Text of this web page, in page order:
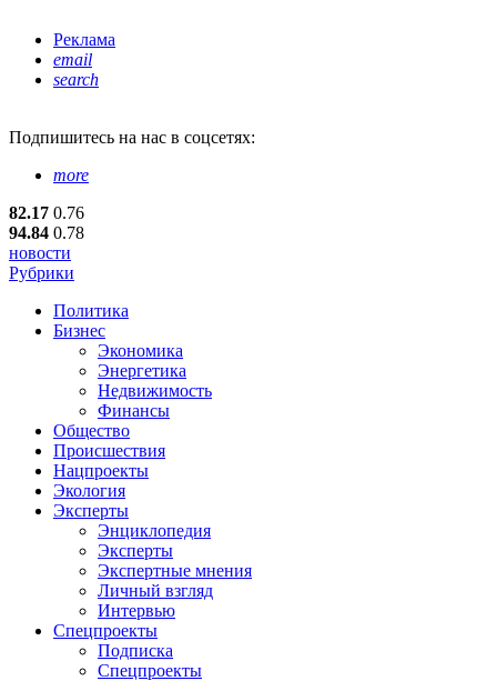
Реклама
email
search
Подпишитесь на нас в соцсетях:
more
82.17 0.76
94.84 0.78
новости
Рубрики
Политика
Бизнес
Экономика
Энергетика
Недвижимость
Финансы
Общество
Происшествия
Нацпроекты
Экология
Эксперты
Энциклопедия
Эксперты
Экспертные мнения
Личный взгляд
Интервью
Спецпроекты
Подписка
Спецпроекты